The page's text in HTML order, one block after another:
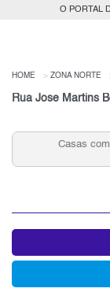
O PORTAL
HOME ZONA NORTE
Casas